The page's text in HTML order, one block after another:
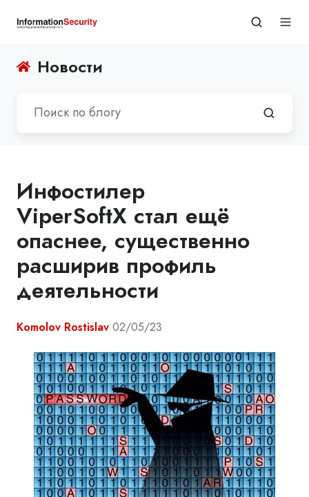
Новости
Инфостилер
ViperSoftX стал ещё
опаснее, существенно
расширив профиль
деятельности
Komolov Rostislav 02/05/23